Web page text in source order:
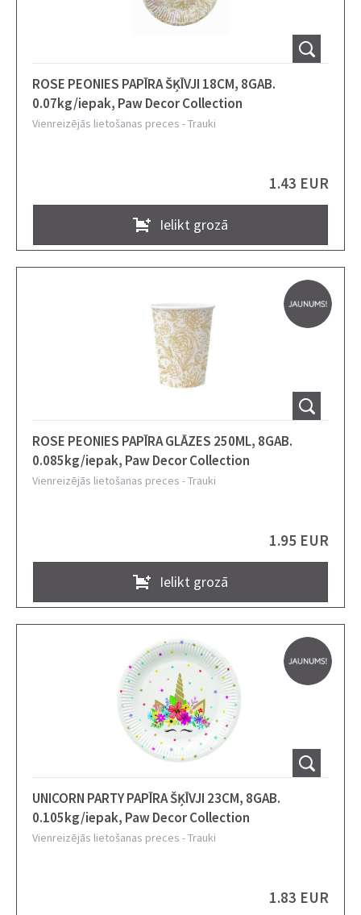
ROSE PEONIES PAPĪRA ŠĶĪVJI 18CM, 8GAB.
0.07kg/iepak, Paw Decor Collection
Vienreizējās lietošanas preces -Trauki
1.43 EUR
Ielikt grozā
ROSE PEONIES PAPĪRA GLĀZES 250ML, 8GAB.
0.085kg/iepak, Paw Decor Collection
Vienreizējās lietošanas preces -Trauki
1.95 EUR
Ielikt grozā
UNICORN PARTY PAPĪRA ŠĶĪVJI 23CM, 8GAB.
0.105kg/iepak, Paw Decor Collection
Vienreizējās lietošanas preces -Trauki
1.83 EUR